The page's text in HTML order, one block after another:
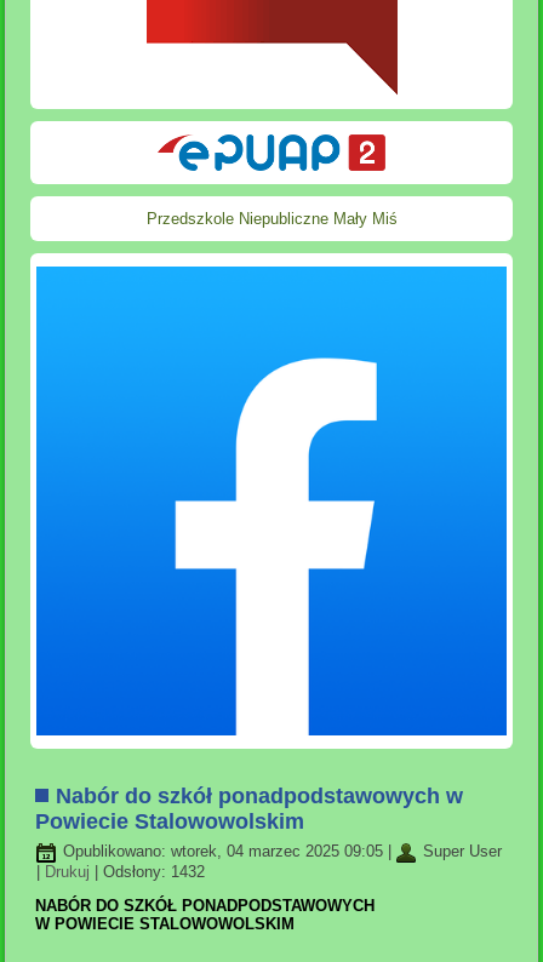
Przedszkole Niepubliczne Mały Miś
Nabór do szkół ponadpodstawowych w
Powiecie Stalowowolskim
Opublikowano: wtorek, 04 marzec 2025 09:05
Super User
| Drukuj | Odsłony: 1432
NABÓR DO SZKÓŁ PONADPODSTAWOWYCH
W POWIECIE STALOWOWOLSKIM